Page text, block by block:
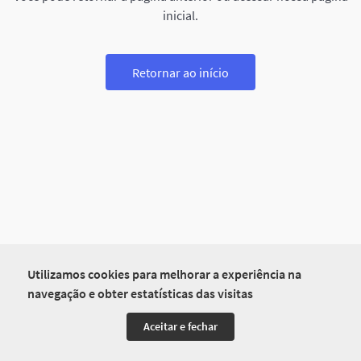
Utilizamos cookies para melhorar a experiência na
navegação e obter estatísticas das visitas
Aceitar e fechar
inicial.
Retornar ao início